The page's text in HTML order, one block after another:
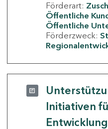
Förderart:
Öffentliche
Öffentliche
Förderzweck:
Initiativen
Entwicklung